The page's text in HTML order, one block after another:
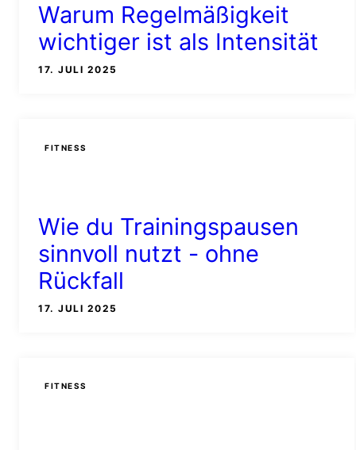
Warum Regelmäßigkeit
wichtiger ist als Intensität
17. JULI 2025
FITNESS
Wie du Trainingspausen
sinnvoll nutzt - ohne
Rückfall
17. JULI 2025
FITNESS